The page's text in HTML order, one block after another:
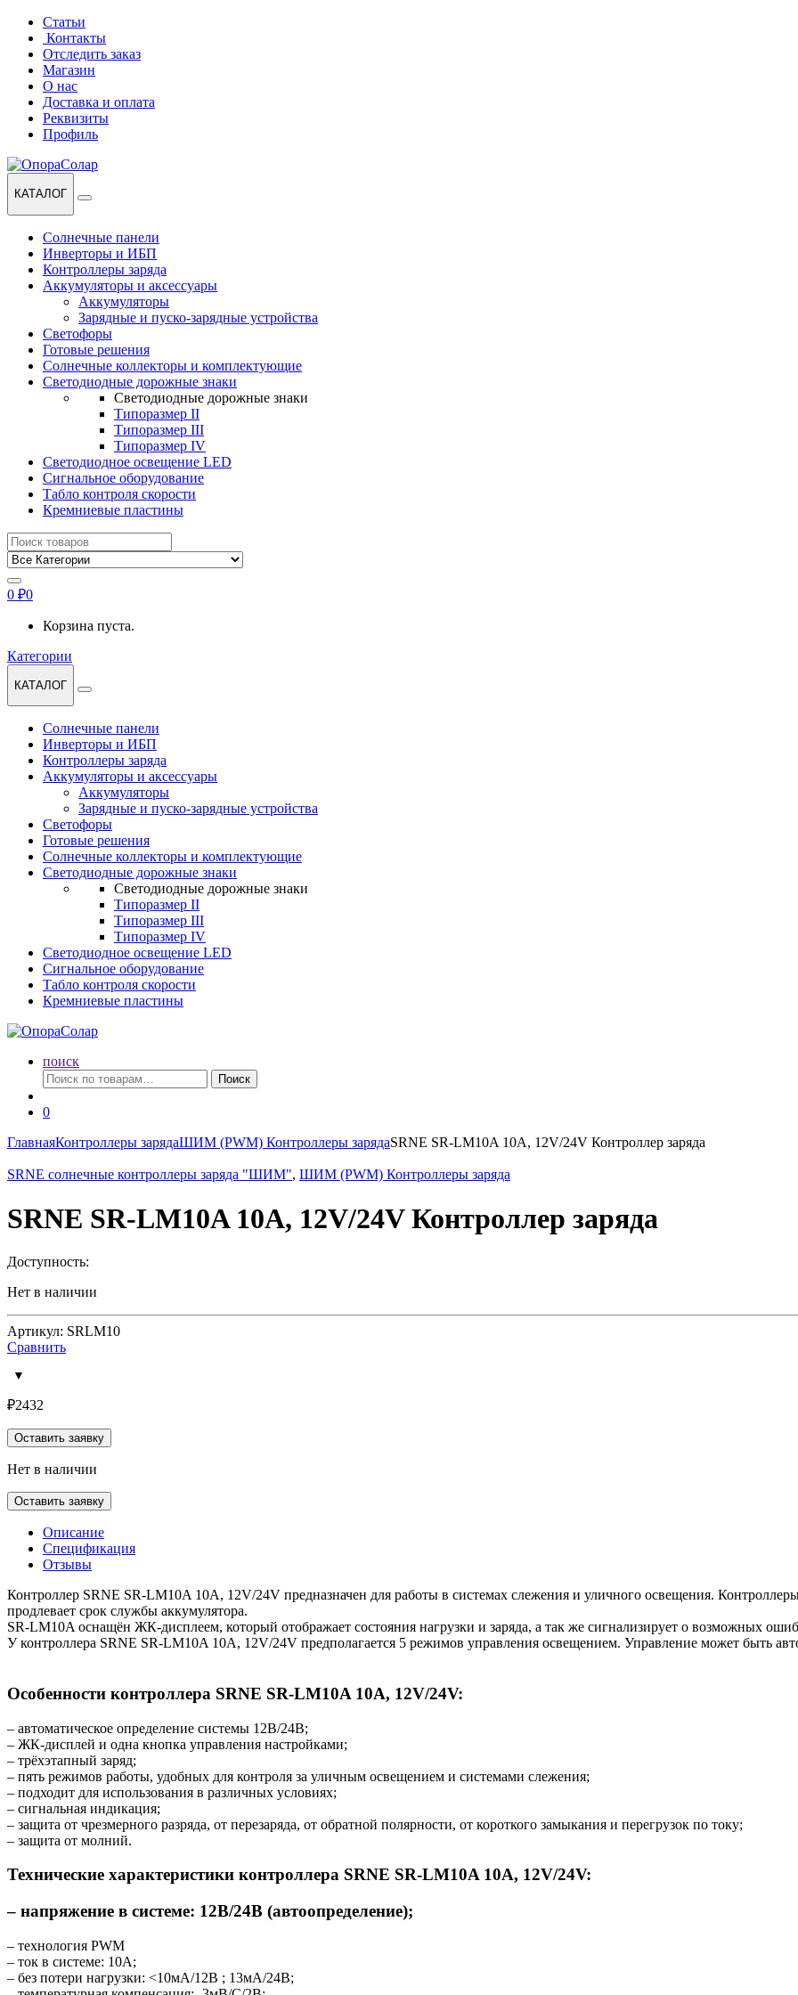
Перейти
навигации
Перейти
содержанию
Статьи
Контакты
Отследить заказ
Магазин
О нас
Доставка и оплата
Реквизиты
Профиль
КАТАЛОГ
Солнечные панели
Инверторы и ИБП
Контроллеры заряда
Аккумуляторы и аксессуары
Аккумуляторы
Зарядные и пуско-зарядные устройства
Светофоры
Готовые решения
Солнечные коллекторы и комплектующие
Светодиодные дорожные знаки
Светодиодные дорожные знаки
Типоразмер II
Типоразмер III
Типоразмер IV
Светодиодное освещение LED
Сигнальное оборудование
Табло контроля скорости
Кремниевые пластины
Найти:
0 ₽0
Корзина пуста.
Категории
КАТАЛОГ
Солнечные панели
Инверторы и ИБП
Контроллеры заряда
Аккумуляторы и аксессуары
Аккумуляторы
Зарядные и пуско-зарядные устройства
Светофоры
Готовые решения
Солнечные коллекторы и комплектующие
Светодиодные дорожные знаки
Светодиодные дорожные знаки
Типоразмер II
Типоразмер III
Типоразмер IV
Светодиодное освещение LED
Сигнальное оборудование
Табло контроля скорости
Кремниевые пластины
поиск
Искать:
Поиск
0
ГлавнаяКонтроллеры зарядаШИМ (PWM) Контроллеры зарядаSRNE SR-LM10A 10A, 12V/24V Контроллер заряда
SRNE солнечные контроллеры заряда "ШИМ", ШИМ (PWM) Контроллеры заряда
SRNE SR-LM10A 10A, 12V/24V Контроллер заряда
Доступность:
Нет в наличии
Артикул: SRLM10
Сравнить
₽2432
Оставить заявку
Нет в наличии
Оставить заявку
Описание
Спецификация
Отзывы
Контроллер SRNE SR-LM10A 10A, 12V/24V предназначен для работы в системах слежения и уличного освещения.
продлевает срок службы аккумулятора.
SR-LM10A оснащён ЖК-дисплеем, который отображает состояния нагрузки и заряда, а так же сигнализирует о возможных
У контроллера SRNE SR-LM10A 10A, 12V/24V предполагается 5 режимов управления освещением. Управление может быть
Особенности контроллера SRNE SR-LM10A 10A, 12V/24V:
– автоматическое определение системы 12В/24В;
– ЖК-дисплей и одна кнопка управления настройками;
– трёхэтапный заряд;
– пять режимов работы, удобных для контроля за уличным освещением и системами слежения;
– подходит для использования в различных условиях;
– сигнальная индикация;
– защита от чрезмерного разряда, от перезаряда, от обратной полярности, от короткого замыкания и перегрузок по току;
– защита от молний.
Технические характеристики контроллера SRNE SR-LM10A 10A, 12V/24V:
– напряжение в системе: 12В/24В (автоопределение);
– технология PWM
– ток в системе: 10А;
– без потери нагрузки: <10мА/12В ; 13мА/24В;